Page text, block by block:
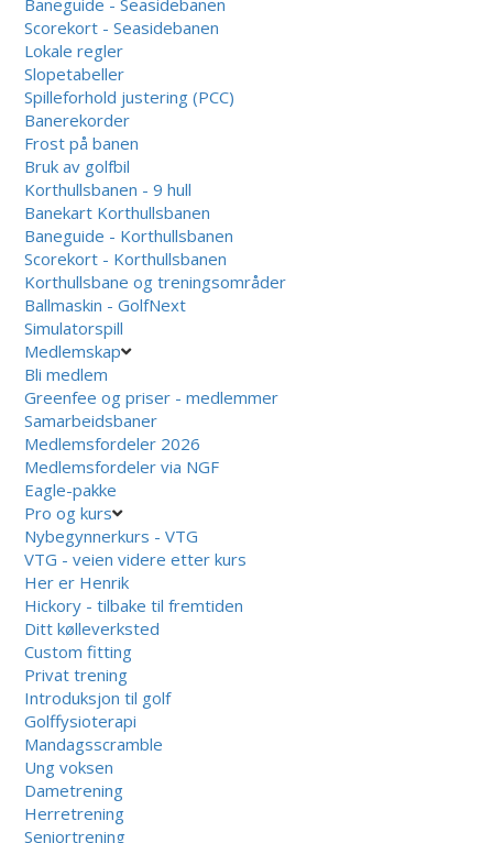
Scorekort - Seasidebanen
Lokale regler
Slopetabeller
Spilleforhold justering (PCC)
Banerekorder
Frost på banen
Bruk av golfbil
Korthullsbanen - 9 hull
Banekart Korthullsbanen
Baneguide - Korthullsbanen
Scorekort - Korthullsbanen
Korthullsbane og treningsområder
Ballmaskin - GolfNext
Simulatorspill
Medlemskap
Bli medlem
Greenfee og priser - medlemmer
Samarbeidsbaner
Medlemsfordeler 2026
Medlemsfordeler via NGF
Eagle-pakke
Pro og kurs
Nybegynnerkurs - VTG
VTG - veien videre etter kurs
Her er Henrik
Hickory - tilbake til fremtiden
Ditt kølleverksted
Custom fitting
Privat trening
Introduksjon til golf
Golffysioterapi
Mandagsscramble
Ung voksen
Dametrening
Herretrening
Seniortrening